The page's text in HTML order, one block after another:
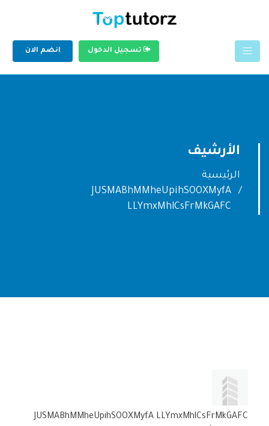
تسجيل الدخول انضم الان
الأرشيف
الرئيسية
JUSMABhMMheUpihSOOXMyfA
LLYmxMhlCsFrMkGAFC
JUSMABhMMheUpihSOOXMyfA LLYmxMhlCsFrMkGAFC